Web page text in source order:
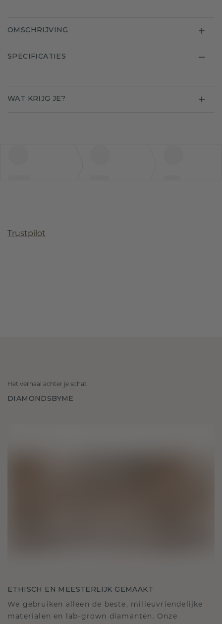
OMSCHRIJVING
SPECIFICATIES
WAT KRIJG JE?
Trustpilot
Het verhaal achter je schat
DIAMONDSBYME
ETHISCH EN MEESTERLIJK GEMAAKT
We gebruiken alleen de beste, milieuvriendelijke
materialen en lab-grown diamanten. Onze